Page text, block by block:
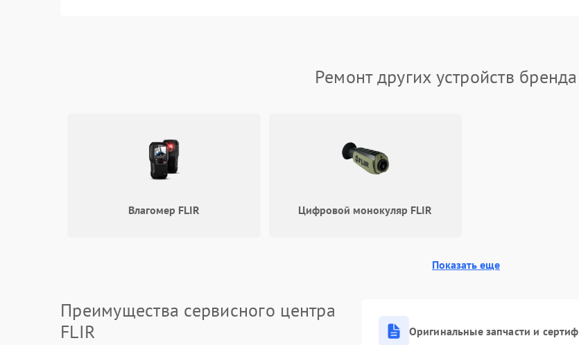
Сбои коммуникаций и интерфейсов
Программные сбои
Ремонт других устройств
Влагомер FLIR Цифровой монокуляр FLIR
Показать еще
Преимущества сервисного центра
FLIR
Оригинальные запчасти и